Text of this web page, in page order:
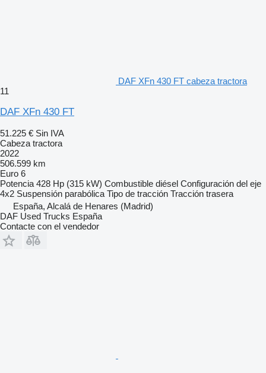
DAF XFn 430 FT cabeza tractora
11
DAF XFn 430 FT
51.225 € Sin IVA
Cabeza tractora
2022
506.599 km
Euro 6
Potencia 428 Hp (315 kW) Combustible diésel Configuración del eje
4x2 Suspensión parabólica Tipo de tracción Tracción trasera
España, Alcalá de Henares (Madrid)
DAF Used Trucks España
Contacte con el vendedor